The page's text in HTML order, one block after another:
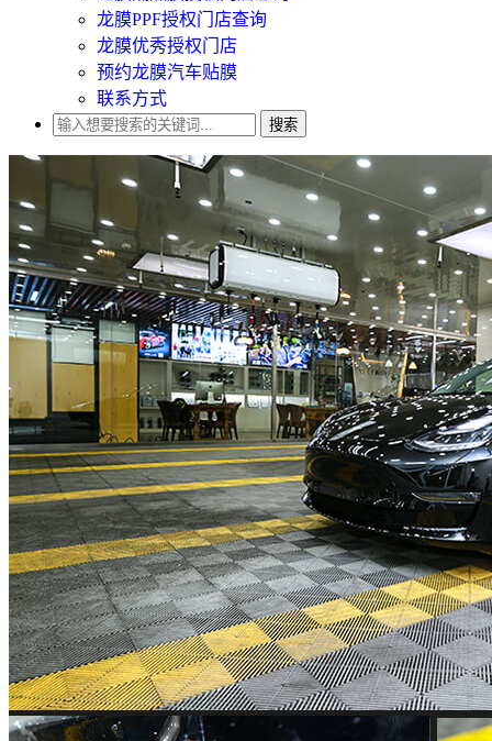
龙膜PPF授权门店查询
龙膜优秀授权门店
预约龙膜汽车贴膜
联系方式
搜索